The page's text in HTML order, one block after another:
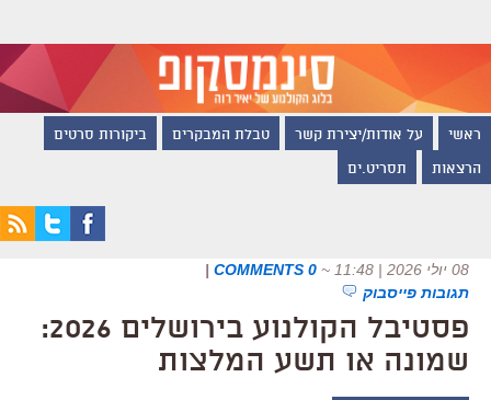
ראשי על אודות/יצירת קשר טבלת המבקרים ביקורות סרטים
הרצאות תסריט.ים
08 יולי 2026 | 11:48 ~
0 COMMENTS
|
תגובות פייסבוק
פסטיבל הקולנוע בירושלים 2026:
שמונה או תשע המלצות